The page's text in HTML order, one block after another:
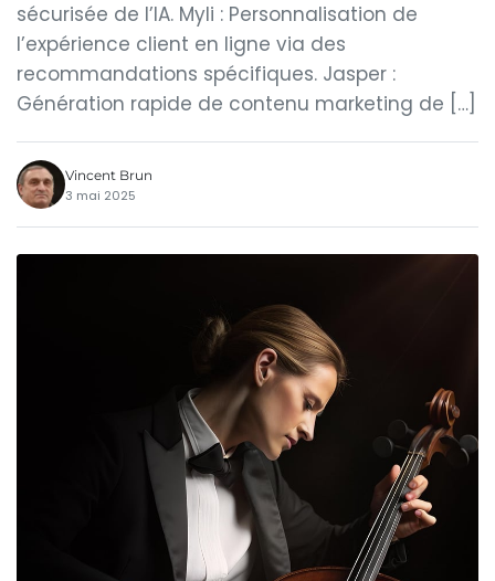
sécurisée de l’IA. Myli : Personnalisation de
l’expérience client en ligne via des
recommandations spécifiques. Jasper :
Génération rapide de contenu marketing de […]
Vincent Brun
3 mai 2025